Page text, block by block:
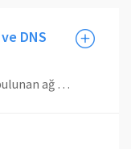
DNS
1. Başlat çubuğunun sağ tarafında bulunan ağ simgesine sağ tıklanıp Ağ ve Paylaşım Merkezini Aç (Open Network and Sharing Center) tıklanmalıdır. 2. Açılan pencerede sol kenarda bulunan Bağdaştırıcı Seçeneklerini Değiştir (Change Adapter Settings) tıklanmalıdır. 3. IP ayarları değiştirilmek istenen bağdaştırıcıya sağ tıklanıp Özellikler (Properties) seçilmelidir. Kablolu İnternet erişimi için kullanılan bağdaştırıcının adı Ethernet ya da Yerel Ağ Bağlantısı (Local Area Connection) şeklinde olabilir. 4. Açılan penceredeki listede Internet Protokolü Sürüm 4 (Internet Protocol Version 4) çift tıklanır. Eğer cihazın IP ve DNS adreslerini otomatik olarak alması isteniyorsa Otomatik olarak bir IP adresi al (Obtain an IP address automatically) ve DNS sunucu adresini otomatik olarak al (Obtain DNS server address automatically) kutucukları seçilmelidir. Eğer cihazın IP adresini otomatik olarak alması, ancak DNS adreslerinin elle girilmesi isteniyorsa Otomatik olarak bir IP adresi al (Obtain an IP address automatically) ve Aşağıdaki DNS sunucu adreslerini kullan (Use the following DNS server addresses) seçilir ve alt kısımda aktif olan iki kutucuğa birincil ve ikincil DNS sunucularının IP adresleri girilir. Eğer IP ve DNS adresleri elle (statik olarak) girilmek isteniyorsa Aşağıdaki IP adresini kullan (Use the following IP address) ve Aşağıdaki DNS sunucu adreslerini kullan (Use the following DNS server addresses) seçilir. Aktif hale gelen kutulara gerekli IP adresleri girilir.